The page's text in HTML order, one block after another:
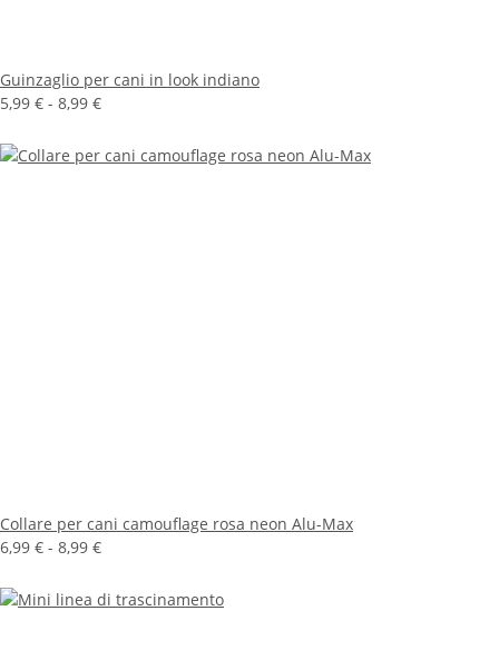
Guinzaglio per cani in look indiano
5,99 € - 8,99 €
Collare per cani camouflage rosa neon Alu-Max
6,99 € - 8,99 €